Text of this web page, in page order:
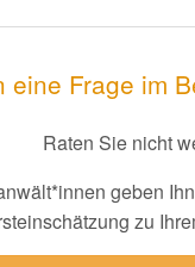
eine Frage im
Raten Sie nicht
geben
zu